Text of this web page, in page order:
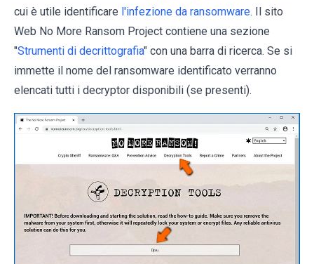
cui è utile identificare l'infezione da ransomware. Il sito
Web No More Ransom Project contiene una sezione
"Strumenti di decrittografia" con una barra di ricerca. Se si
immette il nome del ransomware identificato verranno
elencati tutti i decryptor disponibili (se presenti).